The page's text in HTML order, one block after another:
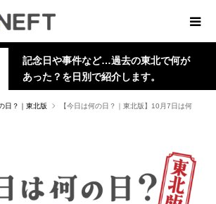
記念日や事件など…過去の東北で何が
あった？を日別で紹介します。
日？｜東北版
【今日は何の日？｜東北版】10月7日は何